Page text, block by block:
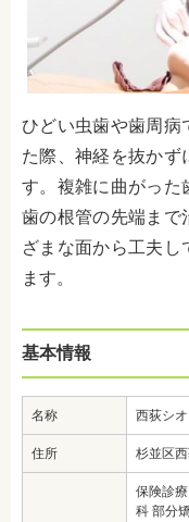
ひどい虫歯や歯周病
た際、神経を抜かず
す。複雑に曲がった
歯の根管の先端まで
ざまな面から工夫
ます。
基本情報
名称 西荻シ
住所 杉並区
保険診
科 部分